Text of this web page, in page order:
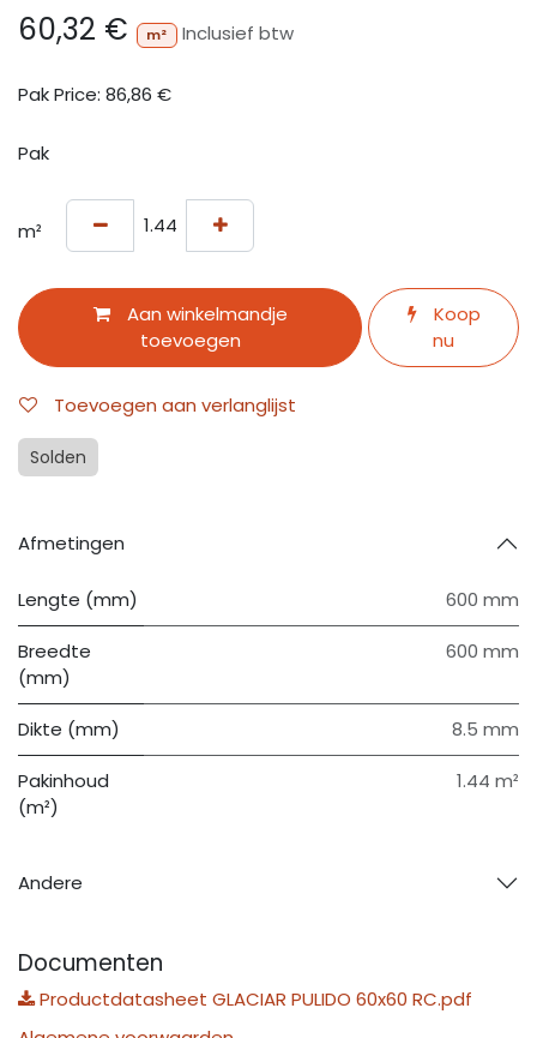
60,32 € m² Inclusief btw
Pak Price: 86,86 €
Pak
m²
Aan winkelmandje
toevoegen
Koop
nu
Toevoegen aan verlanglijst
Solden
Afmetingen
Lengte (mm) 600 mm
Breedte
(mm)
600 mm
Dikte (mm) 8.5 mm
Pakinhoud
(m²)
1.44 m²
Andere
Documenten
Productdatasheet GLACIAR PULIDO 60x60 RC.pdf